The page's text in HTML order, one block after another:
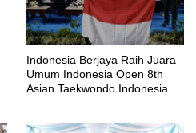
Indonesia Berjaya Raih Juara
Umum Indonesia Open 8th
Asian Taekwondo Indonesia